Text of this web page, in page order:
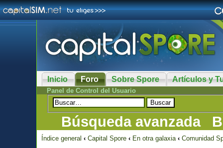
Inicio Foro Sobre Spore Artículos y
Panel de Control del Usuario
Búsqueda avanzada
Índice general ‹ Capital Spore ‹ En otra galaxia ‹ Comunidad